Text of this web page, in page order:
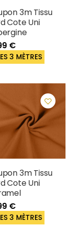
3m Tissu
Cote Uni
€
3 MÈTRES
3m Tissu
Cote Uni
€
3 MÈTRES